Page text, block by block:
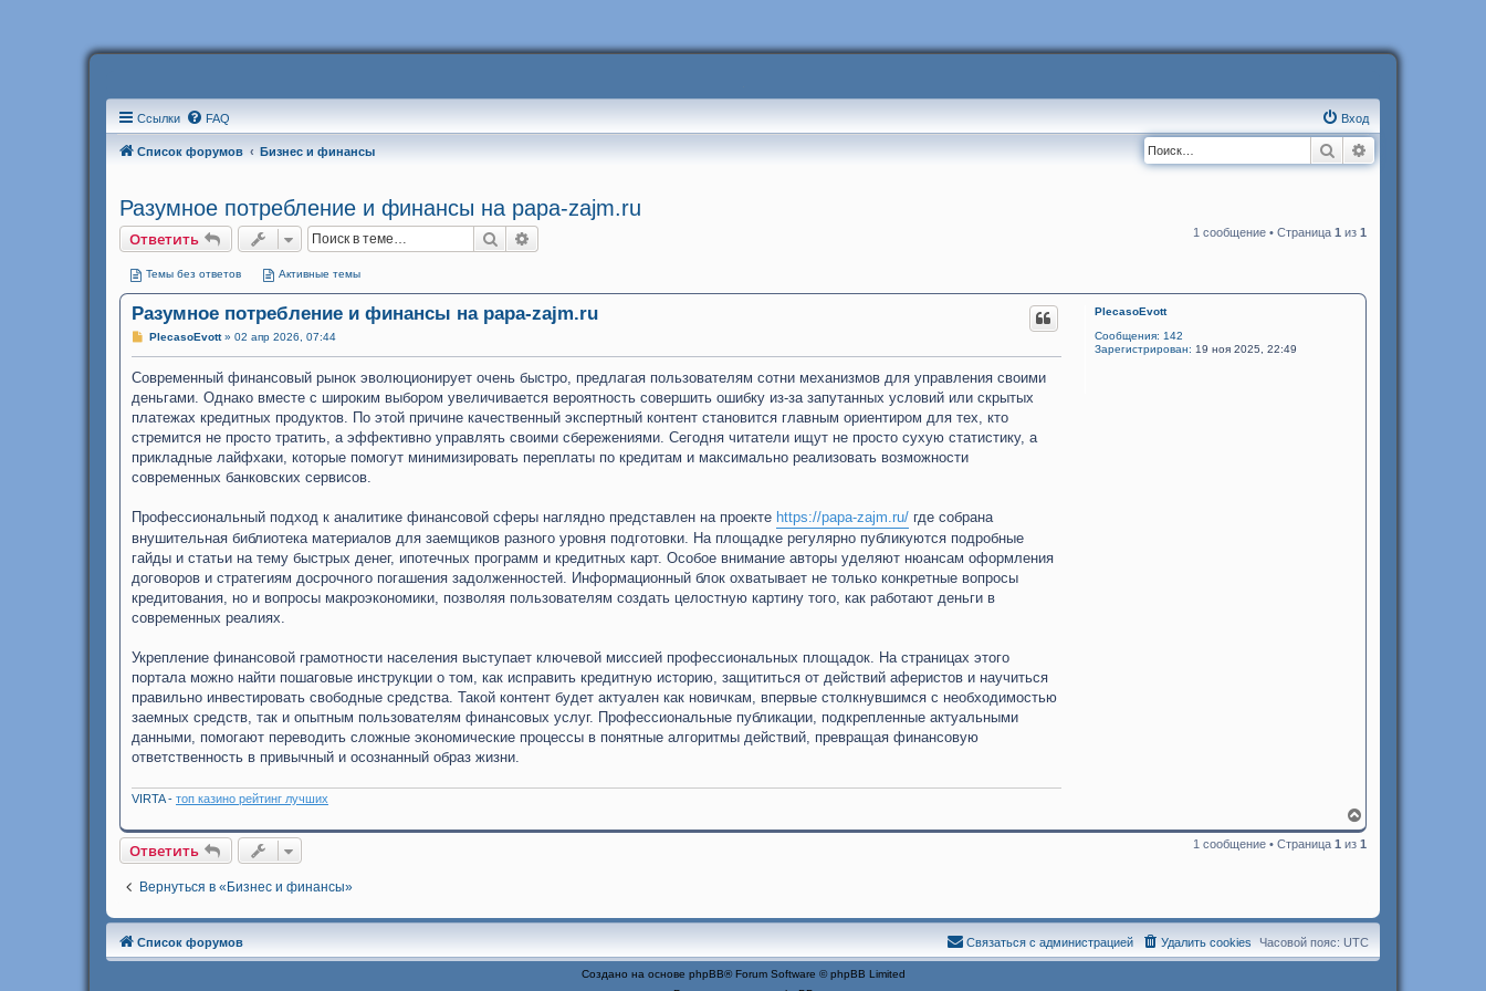
Ссылки FAQ Вход
Список форумов Бизнес и финансы Поиск
Разумное потребление и финансы на papa-zajm.ru
Ответить Поиск 1 сообщение • Страница 1 из 1
Темы без ответов Активные темы
PlecasoEvott
Сообщения: 142
Зарегистрирован: 19 ноя 2025, 22:49
Разумное потребление и финансы на papa-zajm.ru
С
б
е
н
е
PlecasoEvott» 02 апр 2026, 07:44
Современный финансовый рынок эволюционирует очень быстро, предлагая пользователям сотни механизмов для управления своими
деньгами. Однако вместе с широким выбором увеличивается вероятность совершить ошибку из-за запутанных условий или скрытых
платежах кредитных продуктов. По этой причине качественный экспертный контент становится главным ориентиром для тех, кто
стремится не просто тратить, а эффективно управлять своими сбережениями. Сегодня читатели ищут не просто сухую статистику, а
прикладные лайфхаки, которые помогут минимизировать переплаты по кредитам и максимально реализовать возможности
современных банковских сервисов.
Профессиональный подход к аналитике финансовой сферы наглядно представлен на проекте https://papa-zajm.ru/ где собрана
внушительная библиотека материалов для заемщиков разного уровня подготовки. На площадке регулярно публикуются подробные
гайды и статьи на тему быстрых денег, ипотечных программ и кредитных карт. Особое внимание авторы уделяют нюансам оформления
договоров и стратегиям досрочного погашения задолженностей. Информационный блок охватывает не только конкретные вопросы
кредитования, но и вопросы макроэкономики, позволяя пользователям создать целостную картину того, как работают деньги в
современных реалиях.
Укрепление финансовой грамотности населения выступает ключевой миссией профессиональных площадок. На страницах этого
портала можно найти пошаговые инструкции о том, как исправить кредитную историю, защититься от действий аферистов и научиться
правильно инвестировать свободные средства. Такой контент будет актуален как новичкам, впервые столкнувшимся с необходимостью
заемных средств, так и опытным пользователям финансовых услуг. Профессиональные публикации, подкрепленные актуальными
данными, помогают переводить сложные экономические процессы в понятные алгоритмы действий, превращая финансовую
ответственность в привычный и осознанный образ жизни.
VIRTA - топ казино рейтинг лучших
е
р
с
я
Ответить 1 сообщение • Страница 1 из 1
Вернуться в «Бизнес и финансы»
Список форумов Часовой пояс: UTC
Удалить cookies
Связаться с администрацией
Создано на основе phpBB® Forum Software © phpBB Limited